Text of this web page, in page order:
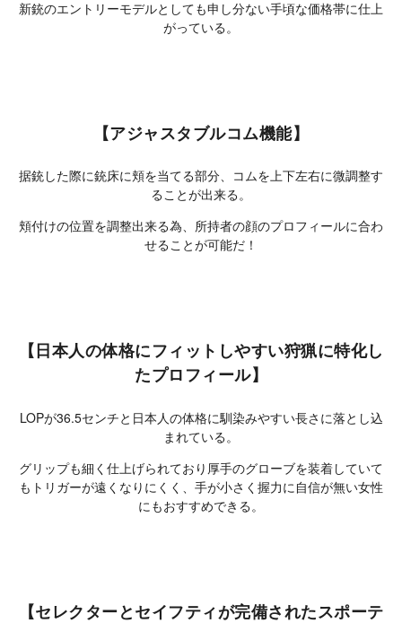
新銃のエントリーモデルとしても申し分ない手頃な価格帯に仕上
がっている。
【アジャスタブルコム機能】
据銃した際に銃床に頬を当てる部分、コムを上下左右に微調整す
ることが出来る。
頬付けの位置を調整出来る為、所持者の顔のプロフィールに合わ
せることが可能だ！
【日本人の体格にフィットしやすい狩猟に特化し
たプロフィール】
LOPが36.5センチと日本人の体格に馴染みやすい長さに落とし込
まれている。
グリップも細く仕上げられており厚手のグローブを装着していて
もトリガーが遠くなりにくく、手が小さく握力に自信が無い女性
にもおすすめできる。
【セレクターとセイフティが完備されたスポーテ